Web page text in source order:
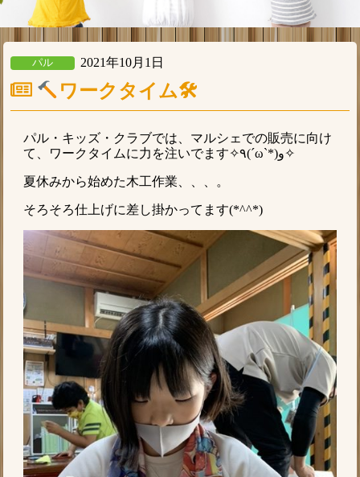
パル 2021年10月1日
ワークタイム🛠
パル・キッズ・クラブでは、マルシェでの販売に向け
て、ワークタイムに力を注いでます✧٩(ˊωˋ*)و✧
夏休みから始めた木工作業、、、。
そろそろ仕上げに差し掛かってます(*^^*)